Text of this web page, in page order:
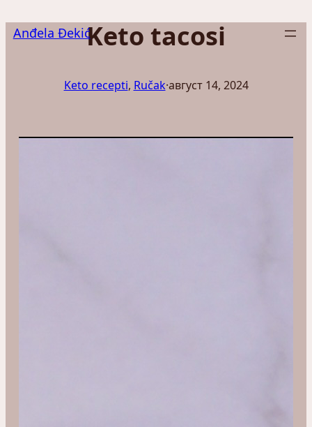
на
Anđela ĐekićKeto tacosi
Keto recepti, Ručak·август 14, 2024